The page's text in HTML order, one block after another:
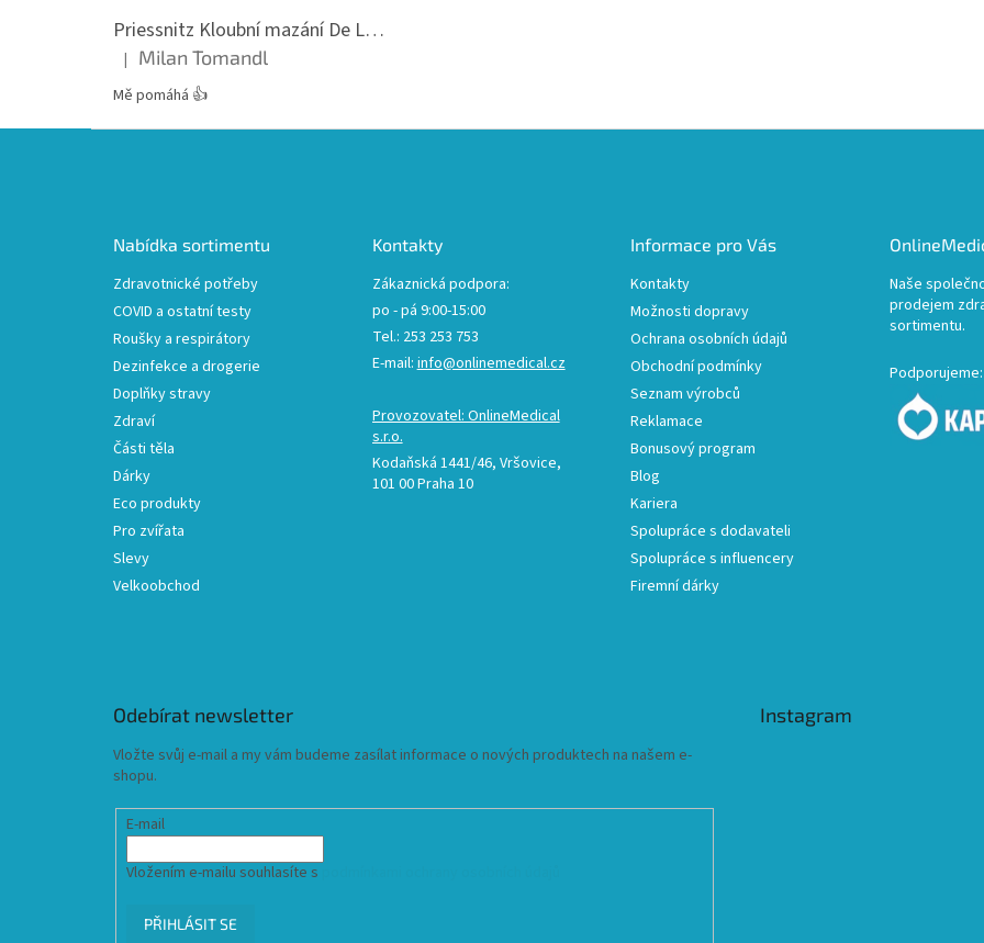
Priessnitz Kloubní mazání De Luxe, 200ml
Hodnocení produktu je 5 z 5 hvězdiček.
| Milan Tomandl
Mě pomáhá 👍
Nabídka sortimentu
Zdravotnické potřeby
COVID a ostatní testy
Roušky a respirátory
Dezinfekce a drogerie
Doplňky stravy
Zdraví
Části těla
Dárky
Eco produkty
Pro zvířata
Slevy
Velkoobchod
Kontakty
Zákaznická podpora:
po - pá 9:00-15:00
Tel.: 253 253 753
E-mail: info@onlinemedical.cz
Provozovatel: OnlineMedical
s.r.o.
Kodaňská 1441/46, Vršovice,
101 00 Praha 10
Informace pro Vás
Kontakty
Možnosti dopravy
Ochrana osobních údajů
Obchodní podmínky
Seznam výrobců
Reklamace
Bonusový program
Blog
Kariera
Spolupráce s dodavateli
Spolupráce s influencery
Firemní dárky
Naše
prodejem
sortimentu.
Podporujeme:
Odebírat newsletter
Vložte svůj e-mail a my vám budeme zasílat informace o nových produktech na našem e-
shopu.
E-mail
Vložením e-mailu souhlasíte s
PŘIHLÁSIT SE
Instagram